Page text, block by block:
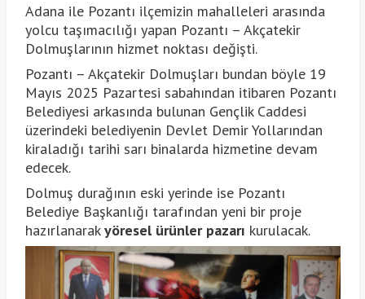
Adana ile Pozantı ilçemizin mahalleleri arasında
yolcu taşımacılığı yapan Pozantı – Akçatekir
Dolmuşlarının hizmet noktası değişti.
Pozantı – Akçatekir Dolmuşları bundan böyle 19
Mayıs 2025 Pazartesi sabahından itibaren Pozantı
Belediyesi arkasında bulunan Gençlik Caddesi
üzerindeki belediyenin Devlet Demir Yollarından
kiraladığı tarihi sarı binalarda hizmetine devam
edecek.
Dolmuş durağının eski yerinde ise Pozantı
Belediye Başkanlığı tarafından yeni bir proje
hazırlanarakyöresel ürünler pazarı kurulacak.